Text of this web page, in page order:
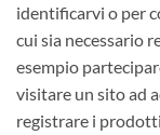
identificarvi o per
cui sia necessario
esempio
visitare un sito ad
registrare i